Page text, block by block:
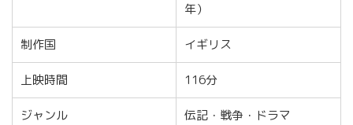
年）
制作国 イギリス
上映時間 116分
ジャンル 伝記・戦争・ドラマ